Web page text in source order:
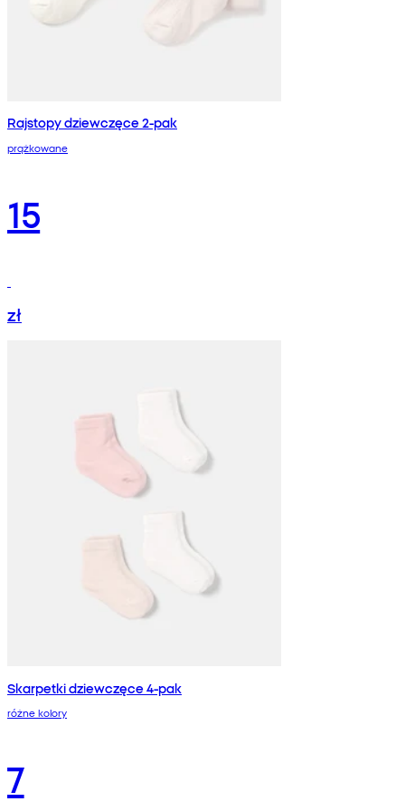
Rajstopy dziewczęce 2-pak
prążkowane
15
zł
Skarpetki dziewczęce 4-pak
różne kolory
7